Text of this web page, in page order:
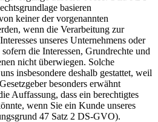
basieren
keiner der vorgenannten
wenn die Verarbeitung zur
unseres Unternehmens oder
die Interessen, Grundrechte und
nicht überwiegen. Solche
insbesondere deshalb gestattet, weil
besonders erwähnt
Auffassung, dass ein berechtigtes
wenn Sie ein Kunde unseres
47 Satz 2 DS-GVO).